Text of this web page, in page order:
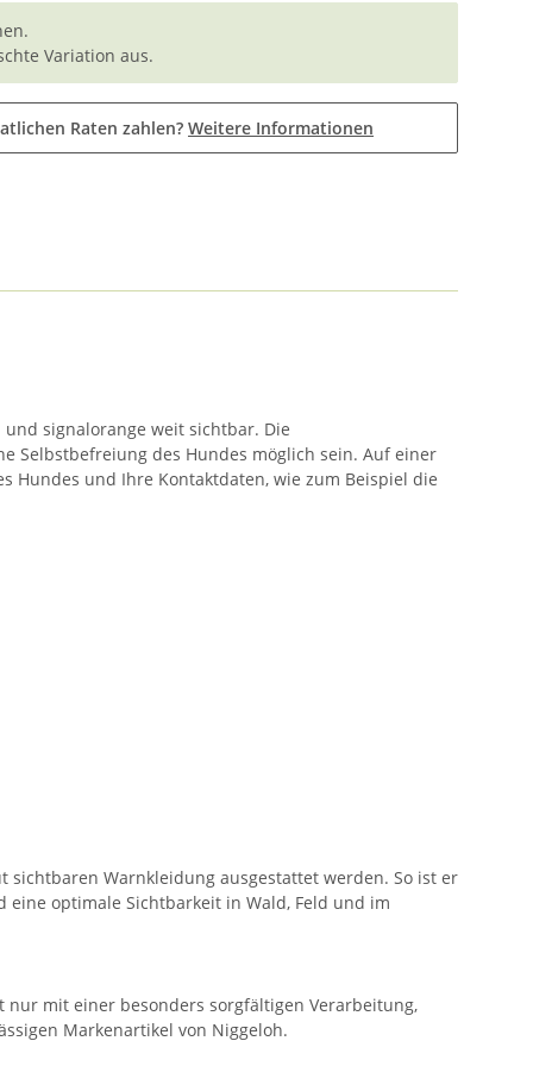
Variation aus.
Raten zahlen? Weitere Informationen
signalorange weit sichtbar. Die
Selbstbefreiung des Hundes möglich sein. Auf einer
Hundes und Ihre Kontaktdaten, wie zum Beispiel die
Warnkleidung ausgestattet werden. So ist er
optimale Sichtbarkeit in Wald, Feld und im
nur mit einer besonders sorgfältigen Verarbeitung,
Markenartikel von Niggeloh.